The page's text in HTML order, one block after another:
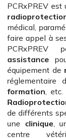
PCRxPREV est
médical,
faire appel à
PCRxPREV
assistance
équipement de
réglementaire
formation ,
de différents
une clinique ,
centre